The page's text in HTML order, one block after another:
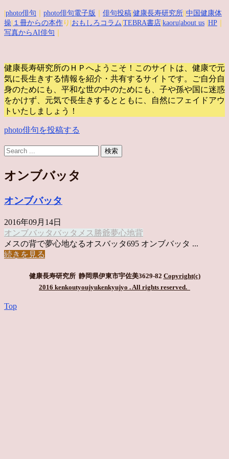
photo俳句 photo俳句電子版 俳句投稿 健康長寿研究所 中国健康体
操 １冊からの本作 り| おもしろコラム TEBRA書店 kaoru |about us HP
写真からAI俳句
健康長寿研究所のＨＰへようこそ！このサイトは、健康で元
気に長生きする情報を紹介・共有するサイトです。
ご自分自
身のためにも、平和な世の中のためにも、子や孫や国に迷惑
をかけず、元気で長生きするとともに、自然にフェイドアウ
トいたしましょう！
photo俳句を投稿する
オンブバッタ
オンブバッタ
2016年09月14日
オンブバッタ バッタ メス 勝爺夢心地背
メスの背で夢心地なるオスバッタ695 オンブバッタ ...
続きを見る
健康長寿研究所 静岡県伊東市宇佐美3629-82 Copyright(c)
2016 kenkoutyoujyukenkyujyo . All rights reserved.
Top